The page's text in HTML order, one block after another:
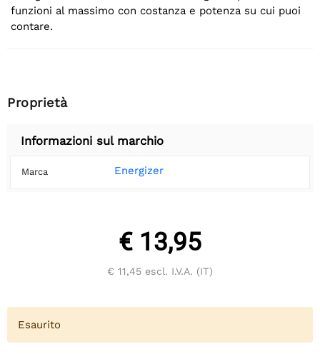
funzioni al massimo con costanza e potenza su cui puoi
contare.
Proprietà
Informazioni sul marchio
Marca Energizer
€ 13,95
€ 11,45 escl. I.V.A. (IT)
Esaurito